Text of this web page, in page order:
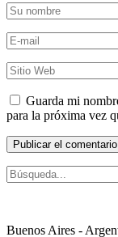
Guarda mi
para la próxima vez
Buenos Aires -